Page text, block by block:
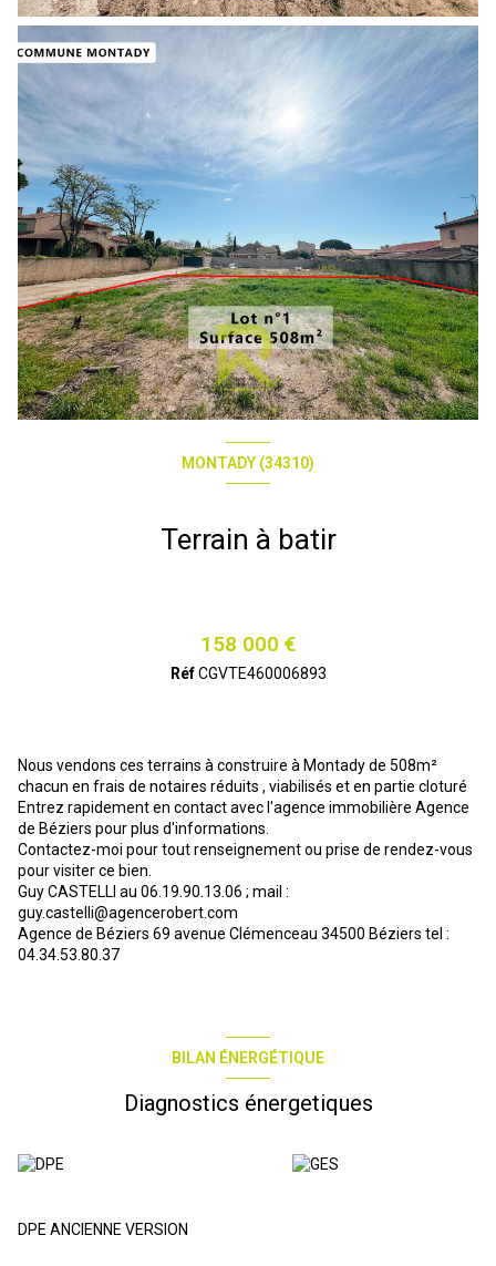
MONTADY (34310)
Terrain à batir
158 000 €
RéfCGVTE460006893
Nous vendons ces terrains à construire à Montady de 508m²
chacun en frais de notaires réduits , viabilisés et en partie cloturé
Entrez rapidement en contact avec l'agence immobilière Agence
de Béziers pour plus d'informations.
Contactez-moi pour tout renseignement ou prise de rendez-vous
pour visiter ce bien.
Guy CASTELLI au 06.19.90.13.06 ; mail :
guy.castelli@agencerobert.com
Agence de Béziers 69 avenue Clémenceau 34500 Béziers tel :
04.34.53.80.37
BILAN ÉNERGÉTIQUE
Diagnostics énergetiques
DPE ANCIENNE VERSION